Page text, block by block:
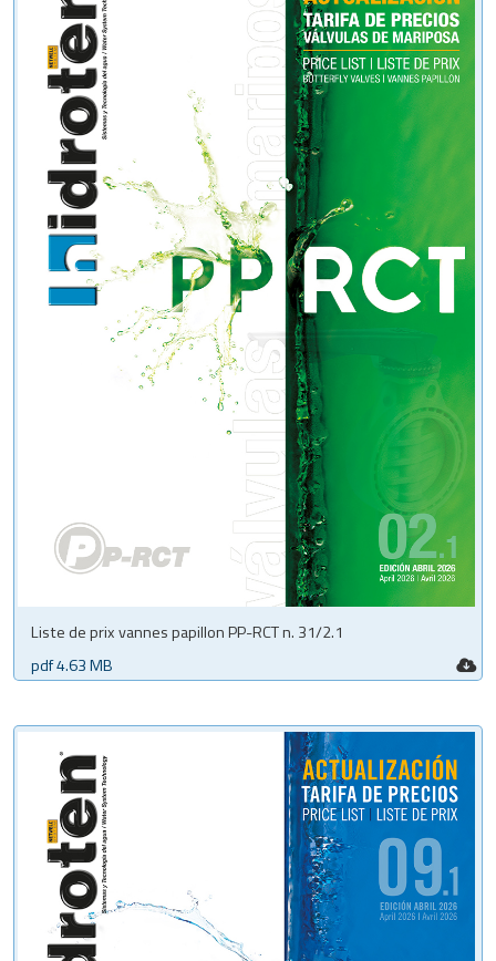
Liste de prix vannes papillon PP-RCT n. 31/2.1
pdf 4.63 MB